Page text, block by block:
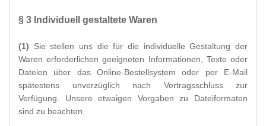
§ 3 Individuell gestaltete Waren
(1) Sie stellen uns die für die individuelle Gestaltung der
Waren erforderlichen geeigneten Informationen, Texte oder
Dateien über das Online-Bestellsystem oder per E-Mail
spätestens unverzüglich nach Vertragsschluss zur
Verfügung. Unsere etwaigen Vorgaben zu Dateiformaten
sind zu beachten.